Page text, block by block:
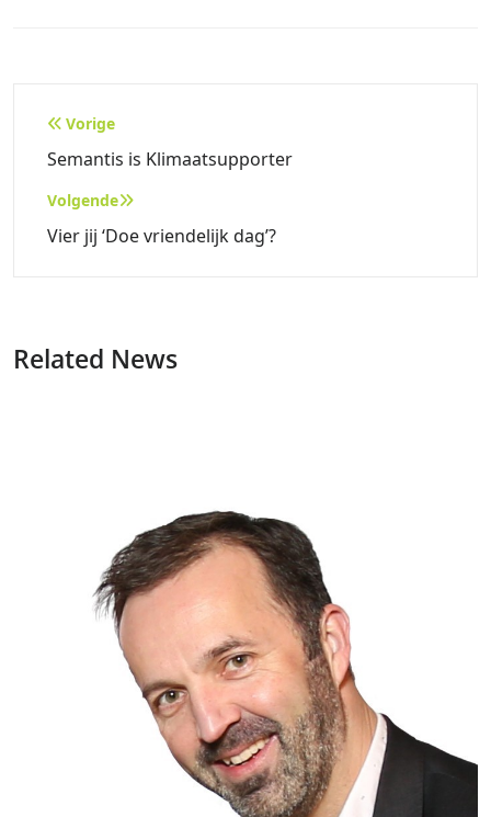
Bericht
navigatie
Vorige
Semantis is Klimaatsupporter
Volgende
Vier jij ‘Doe vriendelijk dag’?
Related News